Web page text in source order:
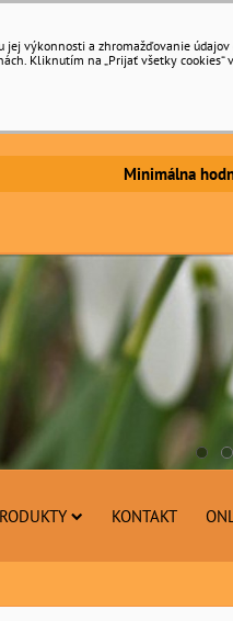
hodnota
KONTAKT
výkonnosti a zhromažďovanie
Kliknutím na „Prijať všetky